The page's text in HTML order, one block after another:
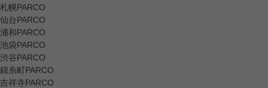
札幌PARCO
仙台PARCO
浦和PARCO
池袋PARCO
渋谷PARCO
錦糸町PARCO
吉祥寺PARCO